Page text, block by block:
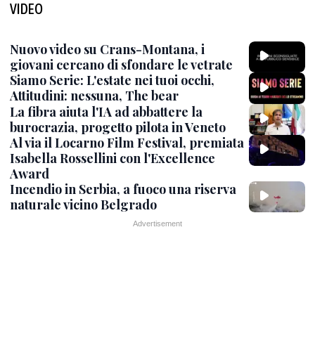
VIDEO
Nuovo video su Crans-Montana, i
giovani cercano di sfondare le vetrate
Siamo Serie: L'estate nei tuoi occhi,
Attitudini: nessuna, The bear
La fibra aiuta l'IA ad abbattere la
burocrazia, progetto pilota in Veneto
Al via il Locarno Film Festival, premiata
Isabella Rossellini con l'Excellence
Award
Incendio in Serbia, a fuoco una riserva
naturale vicino Belgrado